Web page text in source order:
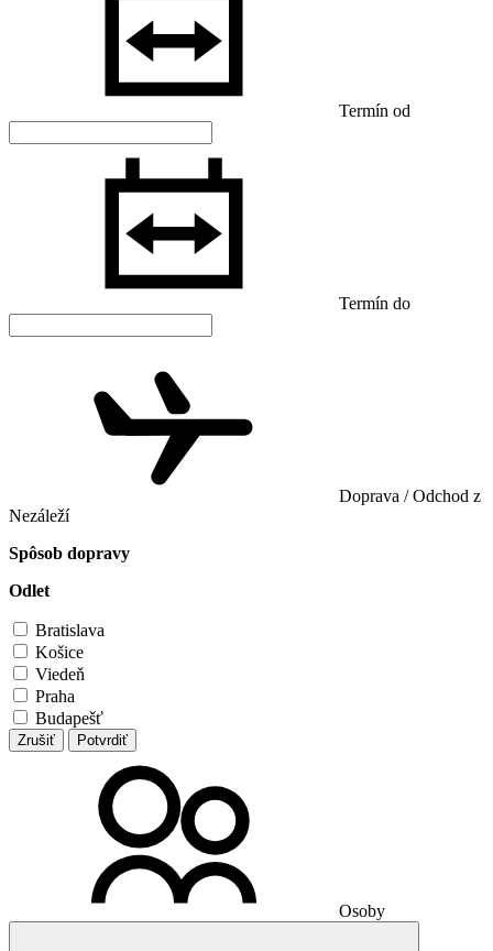
Termín od
Termín do
Doprava / Odchod z
Nezáleží
Spôsob dopravy
Odlet
Bratislava
Košice
Viedeň
Praha
Budapešť
Zrušiť Potvrdiť
Osoby